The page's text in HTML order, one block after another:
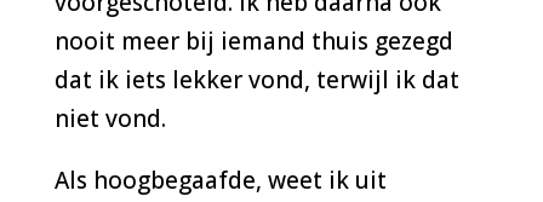
nooit meer bij iemand thuis gezegd
dat ik iets lekker vond, terwijl ik dat
niet vond.
Als hoogbegaafde, weet ik uit